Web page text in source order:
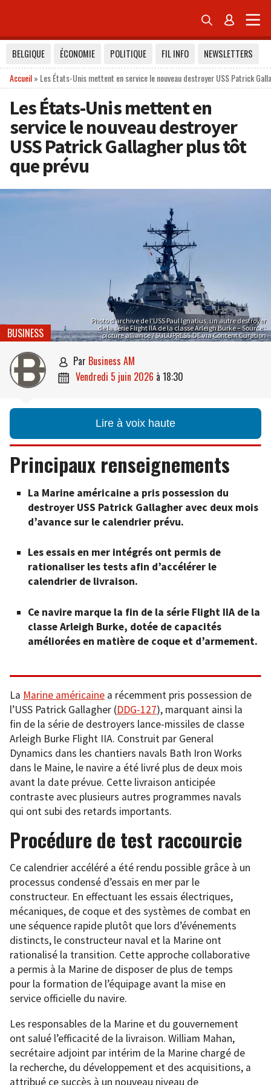
 
BELGIQUE ÉCONOMIE POLITIQUE FIL INFO
NEWSLETTERS
Accueil» Les États-Unis mettent en service le nouveau destroyer USS Patrick
Les États-Unis mettent en
service le nouveau destroyer
USS Patrick Gallagher plus tôt
que prévu
Photo d’archive de l’USS Paul Ignatius, un autre destroyer
de la série Flight IIA de la classe Arleigh Burke – Source :
picture alliance / SULUPRESS.DE via Content Curation
BUSINESS
 par Business AM
 vendredi 5 juin 2026 à 18:30
Lire à voix haute
Principaux renseignements
La Marine américaine a pris possession du
destroyer USS Patrick Gallagher avec deux mois
d’avance sur le calendrier prévu.
Les essais en mer intégrés ont permis de
rationaliser les tests afin d’accélérer le
calendrier de livraison.
Ce navire marque la fin de la série Flight IIA de la
classe Arleigh Burke, dotée de capacités
améliorées en matière de coque et d’armement.
La Marine américaine a récemment pris possession de
l’USS Patrick Gallagher (DDG-127), marquant ainsi la
fin de la série de destroyers lance-missiles de classe
Arleigh Burke Flight IIA. Construit par General
Dynamics dans les chantiers navals Bath Iron Works
dans le Maine, le navire a été livré plus de deux mois
avant la date prévue. Cette livraison anticipée
contraste avec plusieurs autres programmes navals
qui ont subi des retards importants.
Procédure de test raccourcie
Ce calendrier accéléré a été rendu possible grâce à un
processus condensé d’essais en mer par le
constructeur. En effectuant les essais électriques,
mécaniques, de coque et des systèmes de combat en
une séquence rapide plutôt que lors d’événements
distincts, le constructeur naval et la Marine ont
rationalisé la transition. Cette approche collaborative
a permis à la Marine de disposer de plus de temps
pour la formation de l’équipage avant la mise en
service officielle du navire.
Les responsables de la Marine et du gouvernement
ont salué l’efficacité de la livraison. William Mahan,
secrétaire adjoint par intérim de la Marine chargé de
la recherche, du développement et des acquisitions, a
attribué ce succès à un nouveau niveau de